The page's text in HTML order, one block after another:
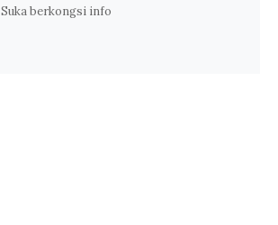
Suka berkongsi info